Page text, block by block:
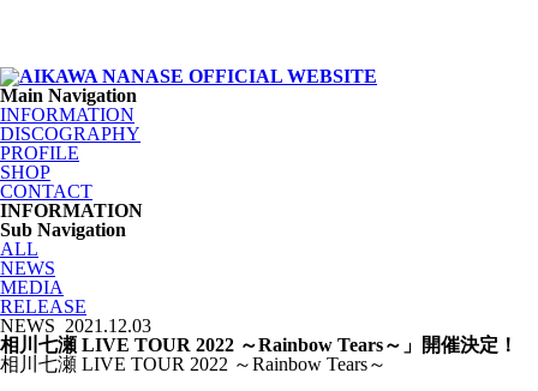
Main Navigation
INFORMATION
DISCOGRAPHY
PROFILE
SHOP
CONTACT
INFORMATION
Sub Navigation
ALL
NEWS
MEDIA
RELEASE
NEWS 2021.12.03
相川七瀬 LIVE TOUR 2022 ～Rainbow Tears～」開催決定！
相川七瀬 LIVE TOUR 2022 ～Rainbow Tears～